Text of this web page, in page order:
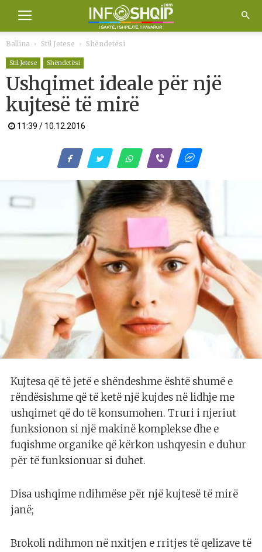
Ballina Stil Jetese Shëndetësi
Stil Jetese Shëndetësi
Ushqimet ideale për një
kujtesë të mirë
11:39 / 10.12.2016
Kujtesa që të jetë e shëndeshme është shumë e
rëndësishme që të ketë një kujdes në lidhje me
ushqimet që do të konsumohen. Truri i njeriut
funksionon si një makinë komplekse dhe e
fuqishme organike që kërkon ushqyesin e duhur
për të funksionuar si duhet.
Disa ushqime ndihmëse për një kujtesë të mirë
janë;
Brokoli ndihmon në nxitjen e rritjes të qelizave të